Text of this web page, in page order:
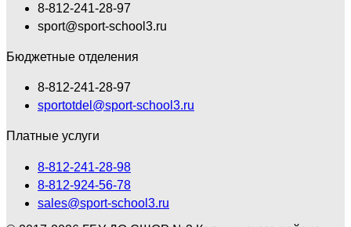
8-812-241-28-97
sport@sport-school3.ru
Бюджетные отделения
8-812-241-28-97
sportotdel@sport-school3.ru
Платные услуги
8-812-241-28-98
8-812-924-56-78
sales@sport-school3.ru